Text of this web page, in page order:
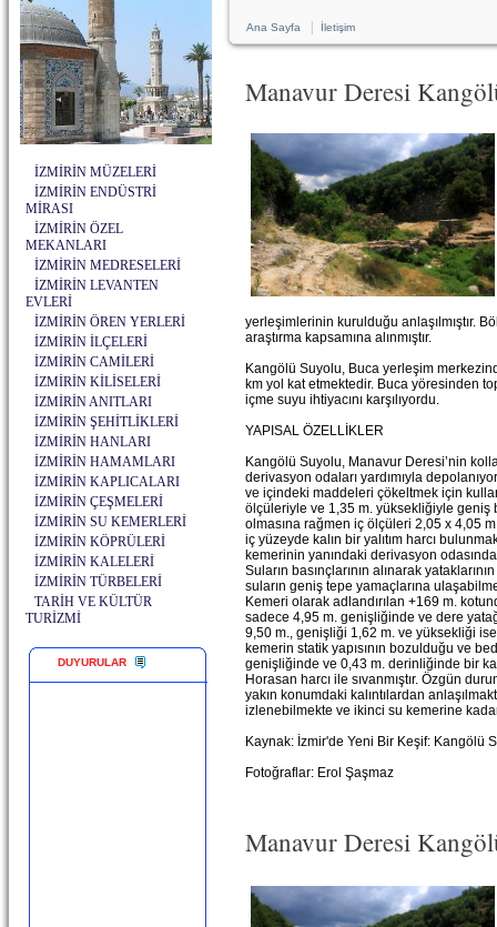
İZMİRİN MÜZELERİ
İZMİRİN ENDÜSTRİ
MİRASI
İZMİRİN ÖZEL
MEKANLARI
İZMİRİN MEDRESELERİ
İZMİRİN LEVANTEN
EVLERİ
İZMİRİN ÖREN YERLERİ
İZMİRİN İLÇELERİ
İZMİRİN CAMİLERİ
İZMİRİN KİLİSELERİ
İZMİRİN ANITLARI
İZMİRİN ŞEHİTLİKLERİ
İZMİRİN HANLARI
İZMİRİN HAMAMLARI
İZMİRİN KAPLICALARI
İZMİRİN ÇEŞMELERİ
İZMİRİN SU KEMERLERİ
İZMİRİN KÖPRÜLERİ
İZMİRİN KALELERİ
İZMİRİN TÜRBELERİ
TARİH VE KÜLTÜR
TURİZMİ
DUYURULAR
Ana Sayfa İletişim
Manavur Deresi
yerleşimlerinin kurulduğu anlaşılmıştır.
araştırma kapsamına alınmıştır.
Kangölü Suyolu, Buca yerleşim
km yol kat etmektedir. Buca yöresinden
içme suyu ihtiyacını karşılıyordu.
YAPISAL ÖZELLİKLER
Kangölü Suyolu, Manavur Deresi’nin
derivasyon odaları yardımıyla
ve içindeki maddeleri çökeltmek için
ölçüleriyle ve 1,35 m. yüksekliğiyle geniş
olmasına rağmen iç ölçüleri 2,05 x 4,05
iç yüzeyde kalın bir yalıtım harcı
kemerinin yanındaki derivasyon
Suların basınçlarının alınarak
suların geniş tepe yamaçlarına
Kemeri olarak adlandırılan +169 m.
sadece 4,95 m. genişliğinde ve dere
9,50 m., genişliği 1,62 m. ve yüksekliği
kemerin statik yapısının bozulduğu ve
genişliğinde ve 0,43 m. derinliğinde bir
Horasan harcı ile sıvanmıştır. Özgün
yakın konumdaki kalıntılardan
izlenebilmekte ve ikinci su kemerine
Kaynak: İzmir'de Yeni Bir Keşif: Kangölü
Fotoğraflar: Erol Şaşmaz
Manavur Deresi